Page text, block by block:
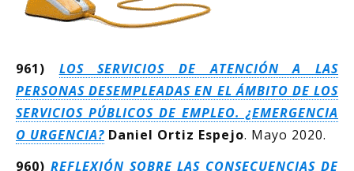
961) LOS SERVICIOS DE ATENCIÓN A LAS
PERSONAS DESEMPLEADAS EN EL ÁMBITO DE LOS
SERVICIOS PÚBLICOS DE EMPLEO. ¿EMERGENCIA
O URGENCIA? Daniel Ortiz Espejo. Mayo 2020.
960) REFLEXIÓN SOBRE LAS CONSECUENCIAS DE